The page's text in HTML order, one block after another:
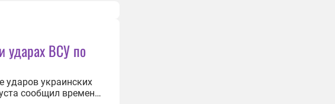
ударах ВСУ по
ударов украинских
сообщил временно